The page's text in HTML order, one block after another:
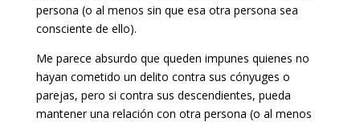
persona (o al menos sin que esa otra persona sea
consciente de ello).
Me parece absurdo que queden impunes quienes no
hayan cometido un delito contra sus cónyuges o
parejas, pero si contra sus descendientes, pueda
mantener una relación con otra persona (o al menos